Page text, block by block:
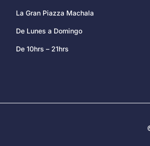
La Gran Piazza Machala
De Lunes a Domingo
De 10hrs – 21hrs